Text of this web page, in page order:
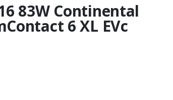
83W Continental
6 XL EVc